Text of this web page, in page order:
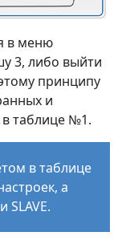
в меню
3, либо выйти
принципу
и
таблице №1.
в таблице
а